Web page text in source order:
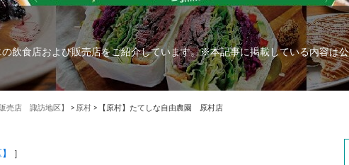
飲食店および販売店をご紹介しています。※本記事に掲載している内容は
販売店 諏訪地区】 > 原村 > 【原村】たてしな自由農園 原村店
］